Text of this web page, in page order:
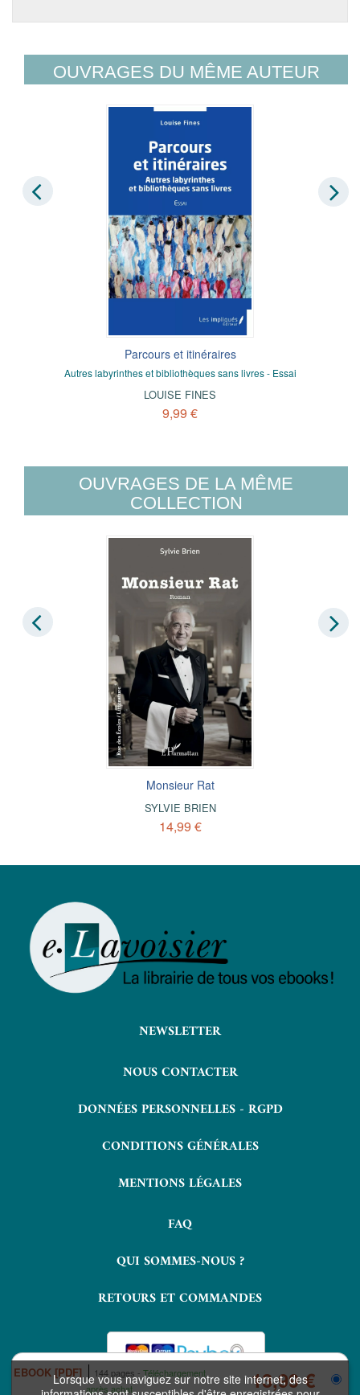
Lorsque vous naviguez sur notre site internet, des
EBOOK [PDF] 144 pages
Téléchargement
après achat
13,99 €
OUVRAGES DU MÊME AUTEUR
Parcours et itinéraires
Autres labyrinthes et bibliothèques sans livres - Essai
LOUISE FINES
9,99 €
OUVRAGES DE LA MÊME
COLLECTION
Monsieur Rat
SYLVIE BRIEN
14,99 €
NEWSLETTER
NOUS CONTACTER
DONNÉES PERSONNELLES - RGPD
CONDITIONS GÉNÉRALES
MENTIONS LÉGALES
FAQ
QUI SOMMES-NOUS ?
RETOURS ET COMMANDES